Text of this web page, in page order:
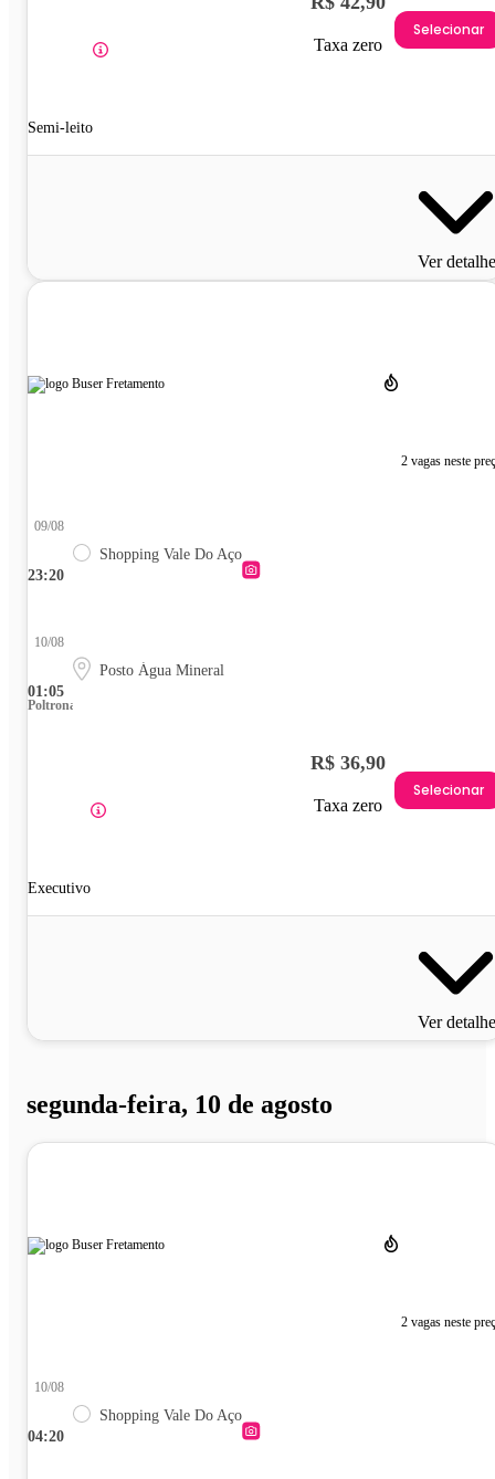
Semi-leito
Taxa zero
Selecionar
Ver
2 vagas neste
23:20
09/08
Shopping Vale Do Aço
01:05
10/08
Posto Água Mineral
Poltrona
Executivo
R$ 36,90
Taxa zero
Selecionar
Ver
segunda-feira, 10 de agosto
2 vagas neste
04:20
10/08
Shopping Vale Do Aço